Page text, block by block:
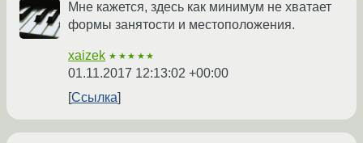
Мне кажется, здесь как минимум не хватает
формы занятости и местоположения.
xaizek ★★★★★
01.11.2017 12:13:02 +00:00
Ссылка